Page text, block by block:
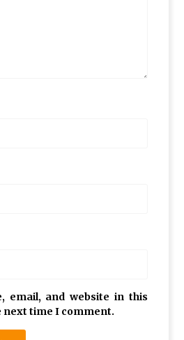
email, and website in this
next time I comment.